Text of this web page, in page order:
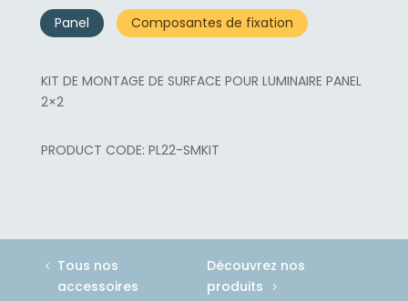
Panel Composantes de fixation
KIT DE MONTAGE DE SURFACE POUR LUMINAIRE PANEL
2×2
PL22-SMKIT
Tous nos
accessoires
Découvrez nos
produits